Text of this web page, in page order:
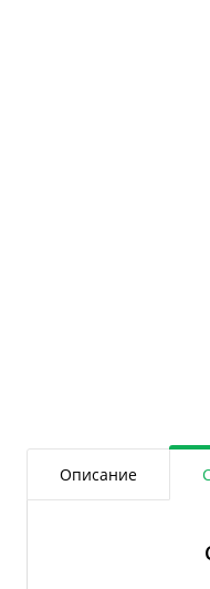
Описание